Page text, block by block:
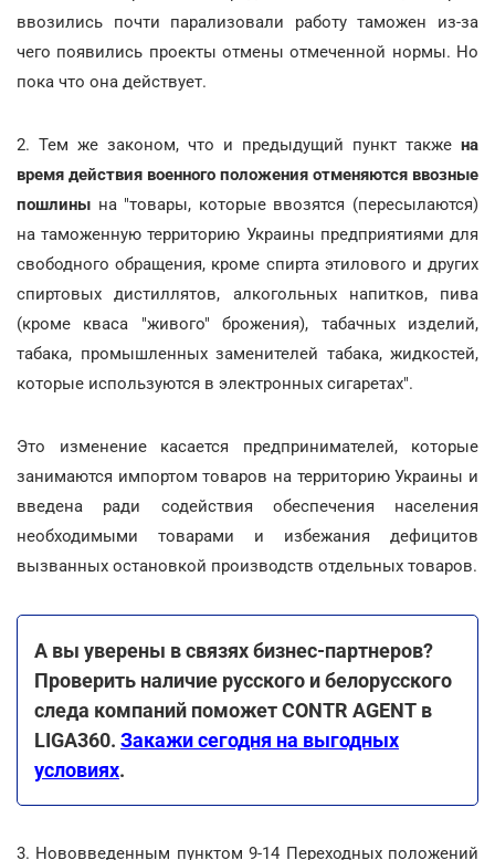
ввозились почти парализовали работу таможен из-за
чего появились проекты отмены отмеченной нормы. Но
пока что она действует.
2. Тем же законом, что и предыдущий пункт также на
время действия военного положения отменяются ввозные
пошлины на "товары, которые ввозятся (пересылаются)
на таможенную территорию Украины предприятиями для
свободного обращения, кроме спирта этилового и других
спиртовых дистиллятов, алкогольных напитков, пива
(кроме кваса "живого" брожения), табачных изделий,
табака, промышленных заменителей табака, жидкостей,
которые используются в электронных сигаретах".
Это изменение касается предпринимателей, которые
занимаются импортом товаров на территорию Украины и
введена ради содействия обеспечения населения
необходимыми товарами и избежания дефицитов
вызванных остановкой производств отдельных товаров.
А вы уверены в связях бизнес-партнеров?
Проверить наличие русского и белорусского
следа компаний поможет CONTR AGENT в
LIGA360. Закажи сегодня на выгодных
условиях.
3. Нововведенным пунктом 9-14 Переходных положений